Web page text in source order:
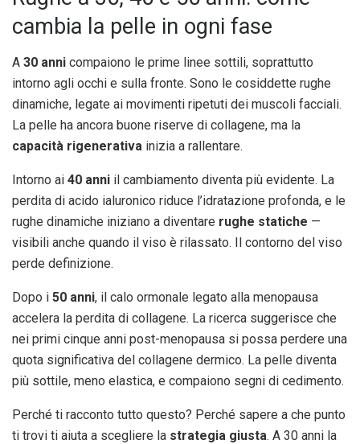
cambia la pelle in ogni fase
A 30 anni compaiono le prime linee sottili, soprattutto
intorno agli occhi e sulla fronte. Sono le cosiddette rughe
dinamiche, legate ai movimenti ripetuti dei muscoli facciali.
La pelle ha ancora buone riserve di collagene, ma la
capacità rigenerativa inizia a rallentare.
Intorno ai 40 anni il cambiamento diventa più evidente. La
perdita di acido ialuronico riduce l’idratazione profonda, e le
rughe dinamiche iniziano a diventare rughe statiche —
visibili anche quando il viso è rilassato. Il contorno del viso
perde definizione.
Dopo i 50 anni, il calo ormonale legato alla menopausa
accelera la perdita di collagene. La ricerca suggerisce che
nei primi cinque anni post-menopausa si possa perdere una
quota significativa del collagene dermico. La pelle diventa
più sottile, meno elastica, e compaiono segni di cedimento.
Perché ti racconto tutto questo? Perché sapere a che punto
ti trovi ti aiuta a scegliere la strategia giusta. A 30 anni la